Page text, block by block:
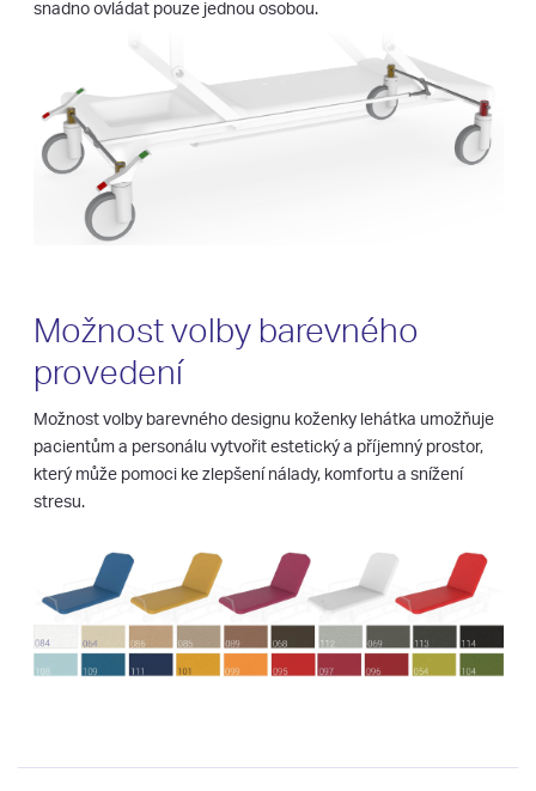
snadno ovládat pouze jednou osobou.
Možnost volby barevného
provedení
Možnost volby barevného designu koženky lehátka umožňuje
pacientům a personálu vytvořit estetický a příjemný prostor,
který může pomoci ke zlepšení nálady, komfortu a snížení
stresu.